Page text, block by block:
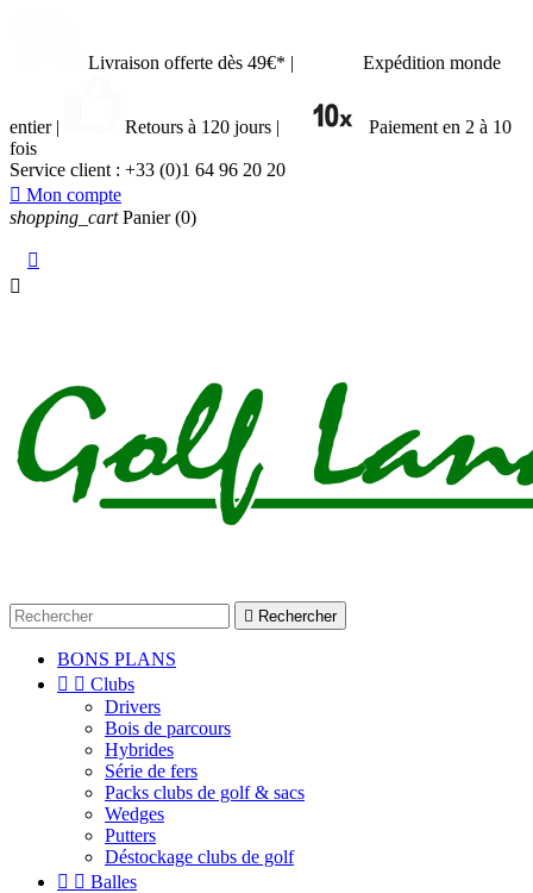
Livraison offerte dès 49€* | Expédition monde
entier | Retours à 120 jours |
Paiement en 2 à 10
fois
Service client : +33 (0)1 64 96 20 20
 Mon compte
shopping_cart Panier (0)


 Rechercher
BONS PLANS
  Clubs
Drivers
Bois de parcours
Hybrides
Série de fers
Packs clubs de golf & sacs
Wedges
Putters
Déstockage clubs de golf
  Balles